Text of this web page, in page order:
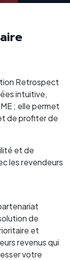
Retrospect
intuitive,
; elle permet
de profiter de
et de
les revendeurs
de
et
revenus qui
votre